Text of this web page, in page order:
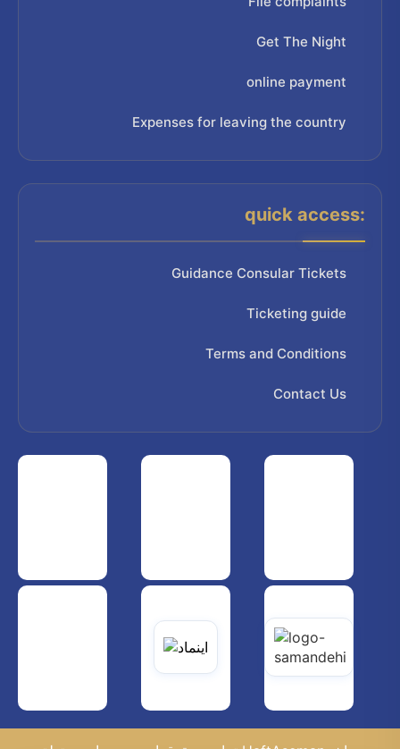
Get The Night
online payment
Expenses for leaving the country
quick access:
Guidance Consular Tickets
Ticketing guide
Terms and Conditions
Contact Us